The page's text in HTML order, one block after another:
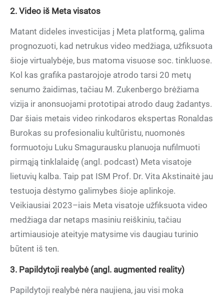
2. Video iš Meta visatos
Matant dideles investicijas į Meta platformą, galima
prognozuoti, kad netrukus video medžiaga, užfiksuota
šioje virtualybėje, bus matoma visuose soc. tinkluose.
Kol kas grafika pastarojoje atrodo tarsi 20 metų
senumo žaidimas, tačiau M. Zukenbergo brėžiama
vizija ir anonsuojami prototipai atrodo daug žadantys.
Dar šiais metais video rinkodaros ekspertas Ronaldas
Burokas su profesionaliu kultūristu, nuomonės
formuotoju Luku Smagurausku planuoja nufilmuoti
pirmąją tinklalaidę (angl. podcast) Meta visatoje
lietuvių kalba. Taip pat ISM Prof. Dr. Vita Akstinaitė jau
testuoja dėstymo galimybes šioje aplinkoje.
Veikiausiai 2023–iais Meta visatoje užfiksuota video
medžiaga dar netaps masiniu reiškiniu, tačiau
artimiausioje ateityje matysime vis daugiau turinio
būtent iš ten.
3. Papildytoji realybė (angl. augmented reality)
Papildytoji realybė nėra naujiena, jau visi moka